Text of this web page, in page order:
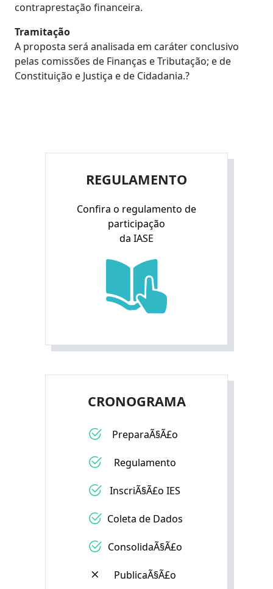
contraprestação financeira.
Tramitação
A proposta será analisada em caráter conclusivo
pelas comissões de Finanças e Tributação; e de
Constituição e Justiça e de Cidadania.?
REGULAMENTO
Confira o regulamento de
participação
da IASE
CRONOGRAMA
PreparaÃ§Ã£o
Regulamento
InscriÃ§Ã£o IES
Coleta de Dados
ConsolidaÃ§Ã£o
PublicaÃ§Ã£o